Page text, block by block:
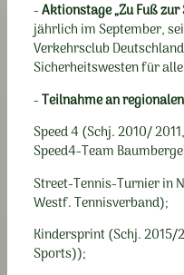
-Aktionstage „Zu Fuß zur
jährlich im September,
Verkehrsclub
Sicherheitswesten für
-Teilnahme an
Speed 4 (Schj. 2010/
Speed4-Team
Street-Tennis-Turnier in
Westf. Tennisverband);
Kindersprint (Schj. 2015/
Sports));